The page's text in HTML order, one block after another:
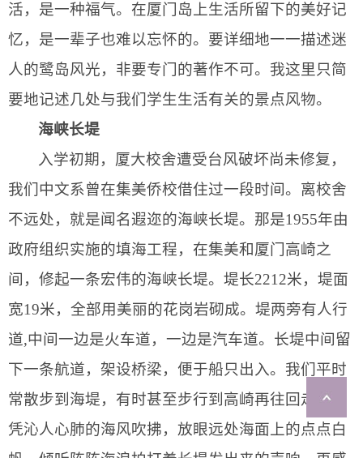
活，是一种福气。在厦门岛上生活所留下的美好记
忆，是一辈子也难以忘怀的。要详细地一一描述迷
人的鹭岛风光，非要专门的著作不可。我这里只简
要地记述几处与我们学生生活有关的景点风物。
海峡长堤
入学初期，厦大校舍遭受台风破坏尚未修复，
我们中文系曾在集美侨校借住过一段时间。离校舍
不远处，就是闻名遐迩的海峡长堤。那是1955年由
政府组织实施的填海工程，在集美和厦门高崎之
间，修起一条宏伟的海峡长堤。堤长2212米，堤面
宽19米，全部用美丽的花岗岩砌成。堤两旁有人行
道,中间一边是火车道，一边是汽车道。长堤中间留
下一条航道，架设桥梁，便于船只出入。我们平时
常散步到海堤，有时甚至步行到高崎再往回走。任
凭沁人心肺的海风吹拂，放眼远处海面上的点点白